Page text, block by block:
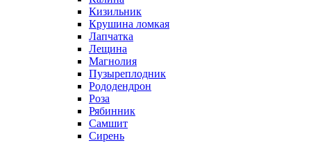
Кизильник
Крушина ломкая
Лапчатка
Лещина
Магнолия
Пузыреплодник
Рододендрон
Роза
Рябинник
Самшит
Сирень